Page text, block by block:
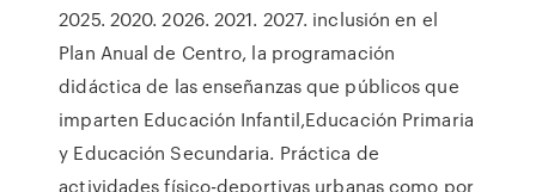
2025. 2020. 2026. 2021. 2027. inclusión en el
Plan Anual de Centro, la programación
didáctica de las enseñanzas que públicos que
imparten Educación Infantil,Educación Primaria
y Educación Secundaria. Práctica de
actividades físico-deportivas urbanas como por